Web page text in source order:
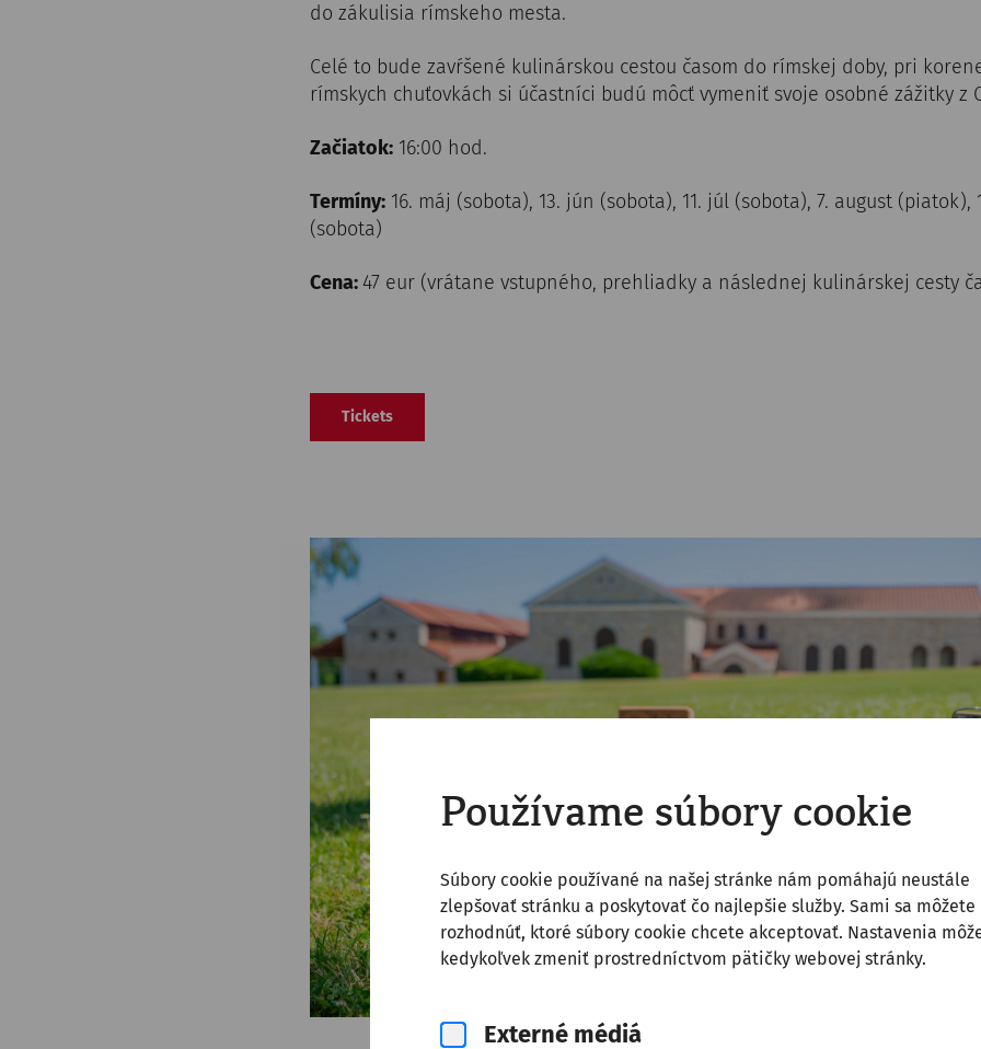
Používame súbory cookie
Súbory cookie používané na našej stránke nám pomáhajú neustále
zlepšovať stránku a poskytovať čo najlepšie služby. Sami sa môžete
rozhodnúť, ktoré súbory cookie chcete akceptovať. Nastavenia
kedykoľvek zmeniť prostredníctvom pätičky webovej stránky.
Externé médiá
do zákulisia rímskeho mesta.
Celé to bude zavŕšené kulinárskou cestou časom do rímskej doby, pri
rímskych chuťovkách si účastníci budú môcť vymeniť svoje osobné zážitky z
Začiatok:16:00 hod.
Termíny:16. máj (sobota), 13. jún (sobota), 11. júl (sobota), 7. august (piatok),
(sobota)
Cena:47 eur (vrátane vstupného, prehliadky a následnej kulinárskej cesty
Tickets